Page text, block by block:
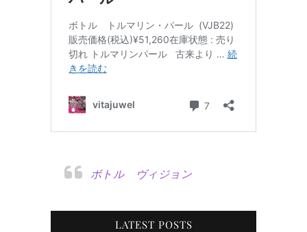
ボトル ヴィジョン
LATEST POSTS